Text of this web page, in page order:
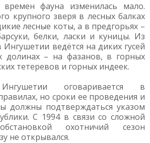
фауна изменилась мало.
крупного зверя в лесных балках
лесные коты, а в предгорьях –
белки, ласки и куницы. Из
ведётся на диких гусей
долинах – на фазанов, в горных
тетеревов и горных индеек.
оговаривается в
но сроки ее проведения и
должны подтверждаться указом
С 1994 в связи со сложной
охотничий сезон
не открывался.